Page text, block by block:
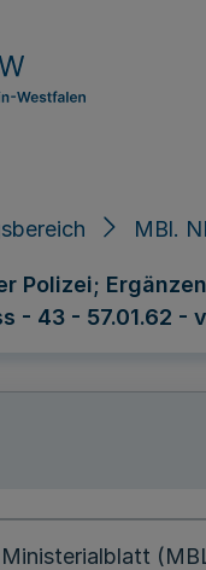
MBl.
Polizei;
- 43 - 57.01.62 -
Ministerialblatt